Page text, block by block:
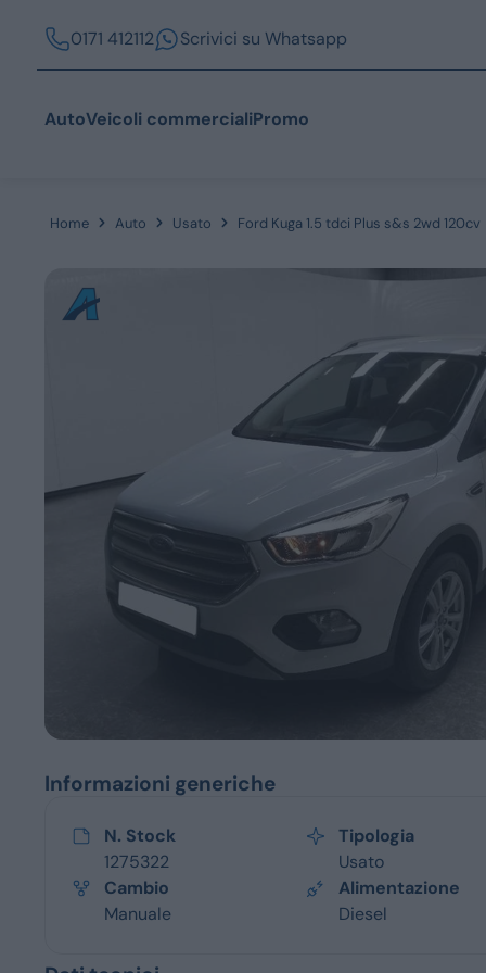
0171 412112 Scrivici su Whatsapp
AutoVeicoli commercialiPromo
Servizi
Home Auto Usato Ford Kuga 1.5 tdci Plus s&s 2wd 120cv
Informazioni generiche
N. Stock
1275322
Tipologia
Usato
Cambio
Manuale
Alimentazione
Diesel